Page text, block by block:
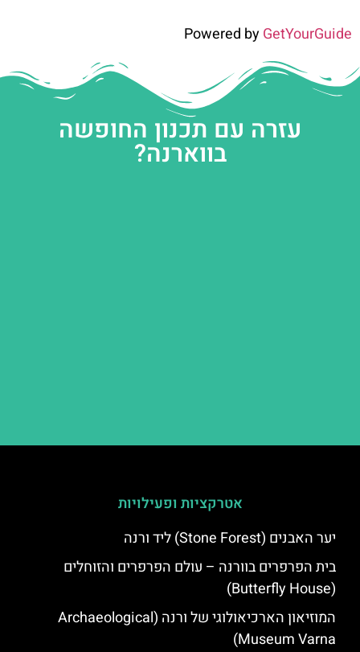
Powered byGetYourGuide
עזרה עם תכנון החופשה
בווארנה?
אטרקציות ופעילויות
יער האבנים (Stone Forest) ליד ורנה
בית הפרפרים בוורנה – עולם הפרפרים והזוחלים
(Butterfly House)
המוזיאון הארכיאולוגי של ורנה (Archaeological
Museum Varna)